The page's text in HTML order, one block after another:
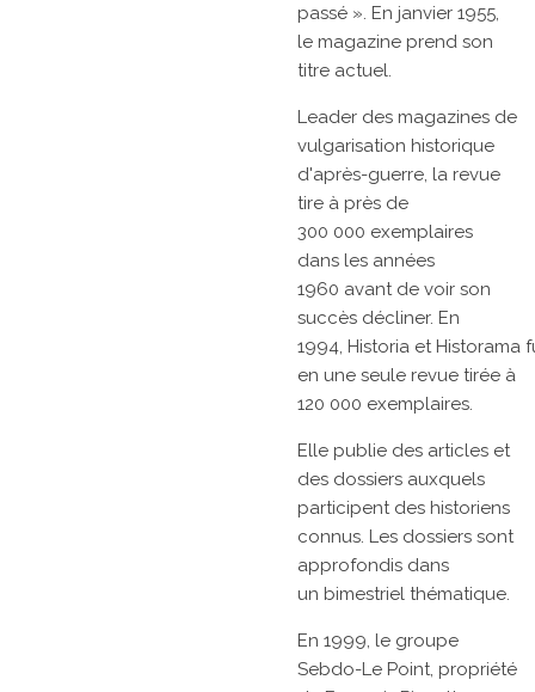
passé ». En janvier 1955,
le magazine prend son
titre actuel.
Leader des magazines de
vulgarisation historique
d'après-guerre, la revue
tire à près de
300 000 exemplaires
dans les années
1960 avant de voir son
succès décliner. En
1994, Historia et Historama
en une seule revue tirée à
120 000 exemplaires.
Elle publie des articles et
des dossiers auxquels
participent des historiens
connus. Les dossiers sont
approfondis dans
un bimestriel thématique.
En 1999, le groupe
Sebdo-Le Point, propriété